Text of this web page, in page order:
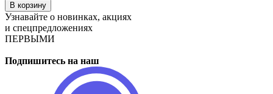
В корзину
Узнавайте о новинках, акциях
и спецпредложениях
ПЕРВЫМИ
Подпишитесь на наш